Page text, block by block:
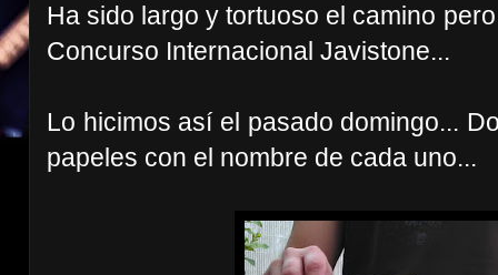
Ha sido largo y tortuoso el camino
Concurso Internacional Javistone...
Lo hicimos así el pasado domingo...
papeles con el nombre de cada uno...